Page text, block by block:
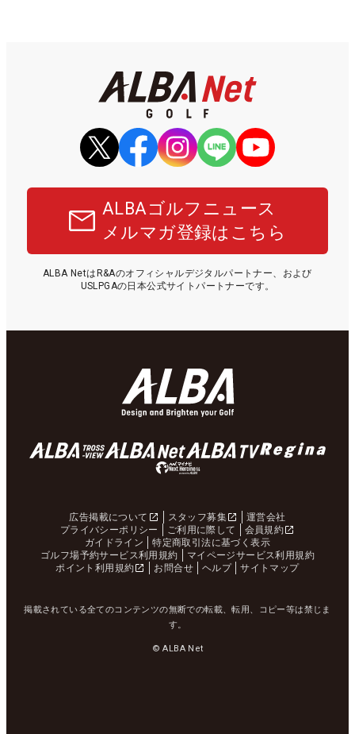
ALBAゴルフニュース
メルマガ登録はこちら
ALBA NetはR&Aのオフィシャルデジタルパートナー、および
USLPGAの日本公式サイトパートナーです。
広告掲載について スタッフ募集
運営会社
プライバシーポリシー
ご利用に際して
会員規約
ガイドライン
特定商取引法に基づく表示
ゴルフ場予約サービス利用規約
マイページサービス利用規約
ポイント利用規約
お問合せ ヘルプ サイトマップ
掲載されている全てのコンテンツの無断での転載、転用、コピー等は禁じま
す。
© ALBA Net